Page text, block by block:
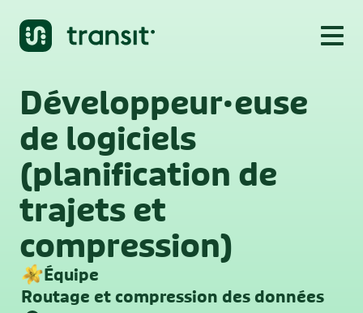
Développeur·euse
de logiciels
(planification de
trajets et
compression)
Équipe
Routage et compression des données